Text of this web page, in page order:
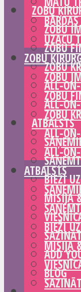
ZOBU
ZOBU
ZOBU
ZOBU
ALL-
ALL-
ATBALSTS
BIEŽI
MISIJA
ADD
BLOG
UZACU
ZOBU
ZOBU
ZOBU
ZOBU
ALL-
ALL-
ATBALSTS
BIEŽI
MISIJA